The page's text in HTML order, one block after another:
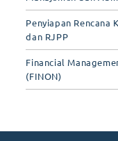
Penyiapan Rencana
dan RJPP
Financial
(FINON)